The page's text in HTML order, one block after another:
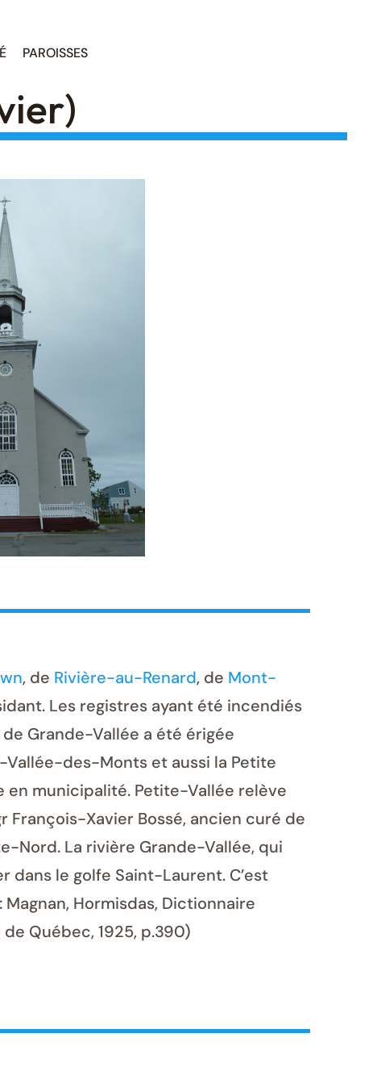
PAROISSES
, de Rivière-au-Renard, de Mont-
Les registres ayant été incendiés
de Grande-Vallée a été érigée
des-Monts et aussi la Petite
en municipalité. Petite-Vallée relève
Xavier Bossé, ancien curé de
Nord. La rivière Grande-Vallée, qui
dans le golfe Saint-Laurent. C’est
Hormisdas, Dictionnaire
Québec, 1925, p.390)